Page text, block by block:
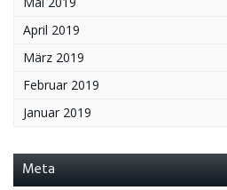
April 2019
März 2019
Februar 2019
Januar 2019
Meta